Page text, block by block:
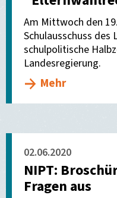
Am Mittwoch den
Schulausschuss des
schulpolitische
Landesregierung.
Mehr
02.06.2020
NIPT:
Fragen aus